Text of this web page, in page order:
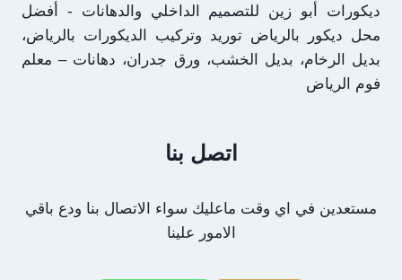
ديكورات أبو زين للتصميم الداخلي والدهانات - أفضل
محل ديكور بالرياض توريد وتركيب الديكورات بالرياض،
بديل الرخام، بديل الخشب، ورق جدران، دهانات – معلم
فوم الرياض
اتصل بنا
مستعدين في اي وقت ماعليك سواء الاتصال بنا ودع باقي
الامور علينا